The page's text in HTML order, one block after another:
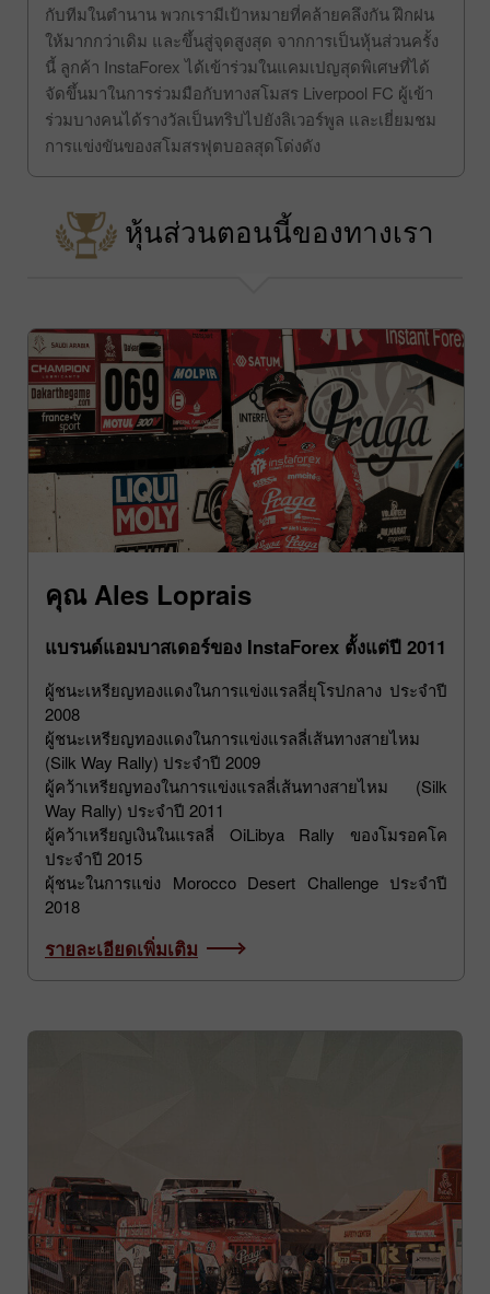
กับทีมในตำนาน พวกเรามีเป้าหมายที่คล้ายคลึงกัน ฝึกฝน
ให้มากกว่าเดิม และขึ้นสู่จุดสูงสุด จากการเป็นหุ้นส่วนครั้ง
นี้ ลูกค้า InstaForex ได้เข้าร่วมในแคมเปญสุดพิเศษที่ได้
จัดขึ้นมาในการร่วมมือกับทางสโมสร Liverpool FC ผู้เข้า
ร่วมบางคนได้รางวัลเป็นทริปไปยังลิเวอร์พูล และเยี่ยมชม
การแข่งขันของสโมสรฟุตบอลสุดโด่งดัง
หุ้นส่วนตอนนี้ของทางเรา
คุณ Ales Loprais
แบรนด์แอมบาสเดอร์ของ InstaForex ตั้งแต่ปี 2011
ผู้ชนะเหรียญทองแดงในการแข่งแรลลี่ยุโรปกลาง ประจำปี
2008
ผู้ชนะเหรียญทองแดงในการแข่งแรลลี่เส้นทางสายไหม
(Silk Way Rally) ประจำปี 2009
ผู้คว้าเหรียญทองในการแข่งแรลลี่เส้นทางสายไหม (Silk
Way Rally) ประจำปี 2011
ผู้คว้าเหรียญเงินในแรลลี่ OiLibya Rally ของโมรอคโค
ประจำปี 2015
ผุ้ชนะในการแข่ง Morocco Desert Challenge ประจำปี
2018
รายละเอียดเพิ่มเติม